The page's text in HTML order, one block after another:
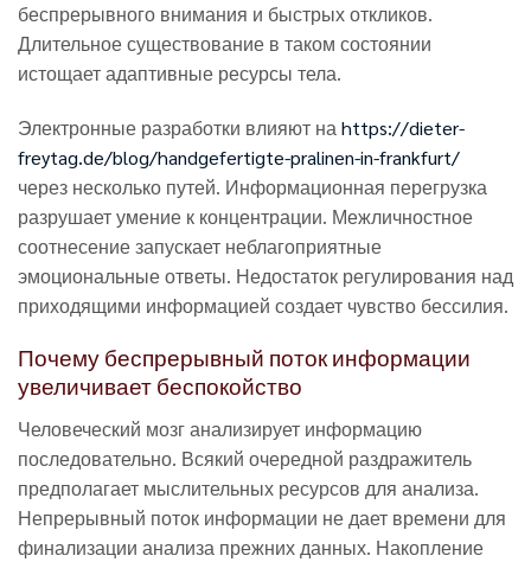
беспрерывного внимания и быстрых откликов.
Длительное существование в таком состоянии
истощает адаптивные ресурсы тела.
Электронные разработки влияют на https://dieter-
freytag.de/blog/handgefertigte-pralinen-in-frankfurt/
через несколько путей. Информационная перегрузка
разрушает умение к концентрации. Межличностное
соотнесение запускает неблагоприятные
эмоциональные ответы. Недостаток регулирования над
приходящими информацией создает чувство бессилия.
Почему беспрерывный поток информации
увеличивает беспокойство
Человеческий мозг анализирует информацию
последовательно. Всякий очередной раздражитель
предполагает мыслительных ресурсов для анализа.
Непрерывный поток информации не дает времени для
финализации анализа прежних данных. Накопление